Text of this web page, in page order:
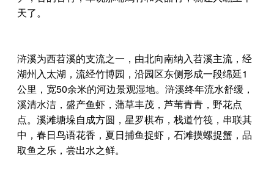
天了。
浒溪为西苕溪的支流之一，由北向南纳入苕溪主流，经
湖州入太湖，流经竹博园，沿园区东侧形成一段绵延1
公里，宽50余米的河边景观湿地。浒溪终年流水舒缓，
溪清水洁，盛产鱼虾，蒲草丰茂，芦苇青青，野花点
点。溪滩塘垛自成方圆，星罗棋布，栈道竹筏，串联其
中，春日鸟语花香，夏日捕鱼捉虾，石滩摸螺捉蟹，品
取鱼之乐，尝出水之鲜。